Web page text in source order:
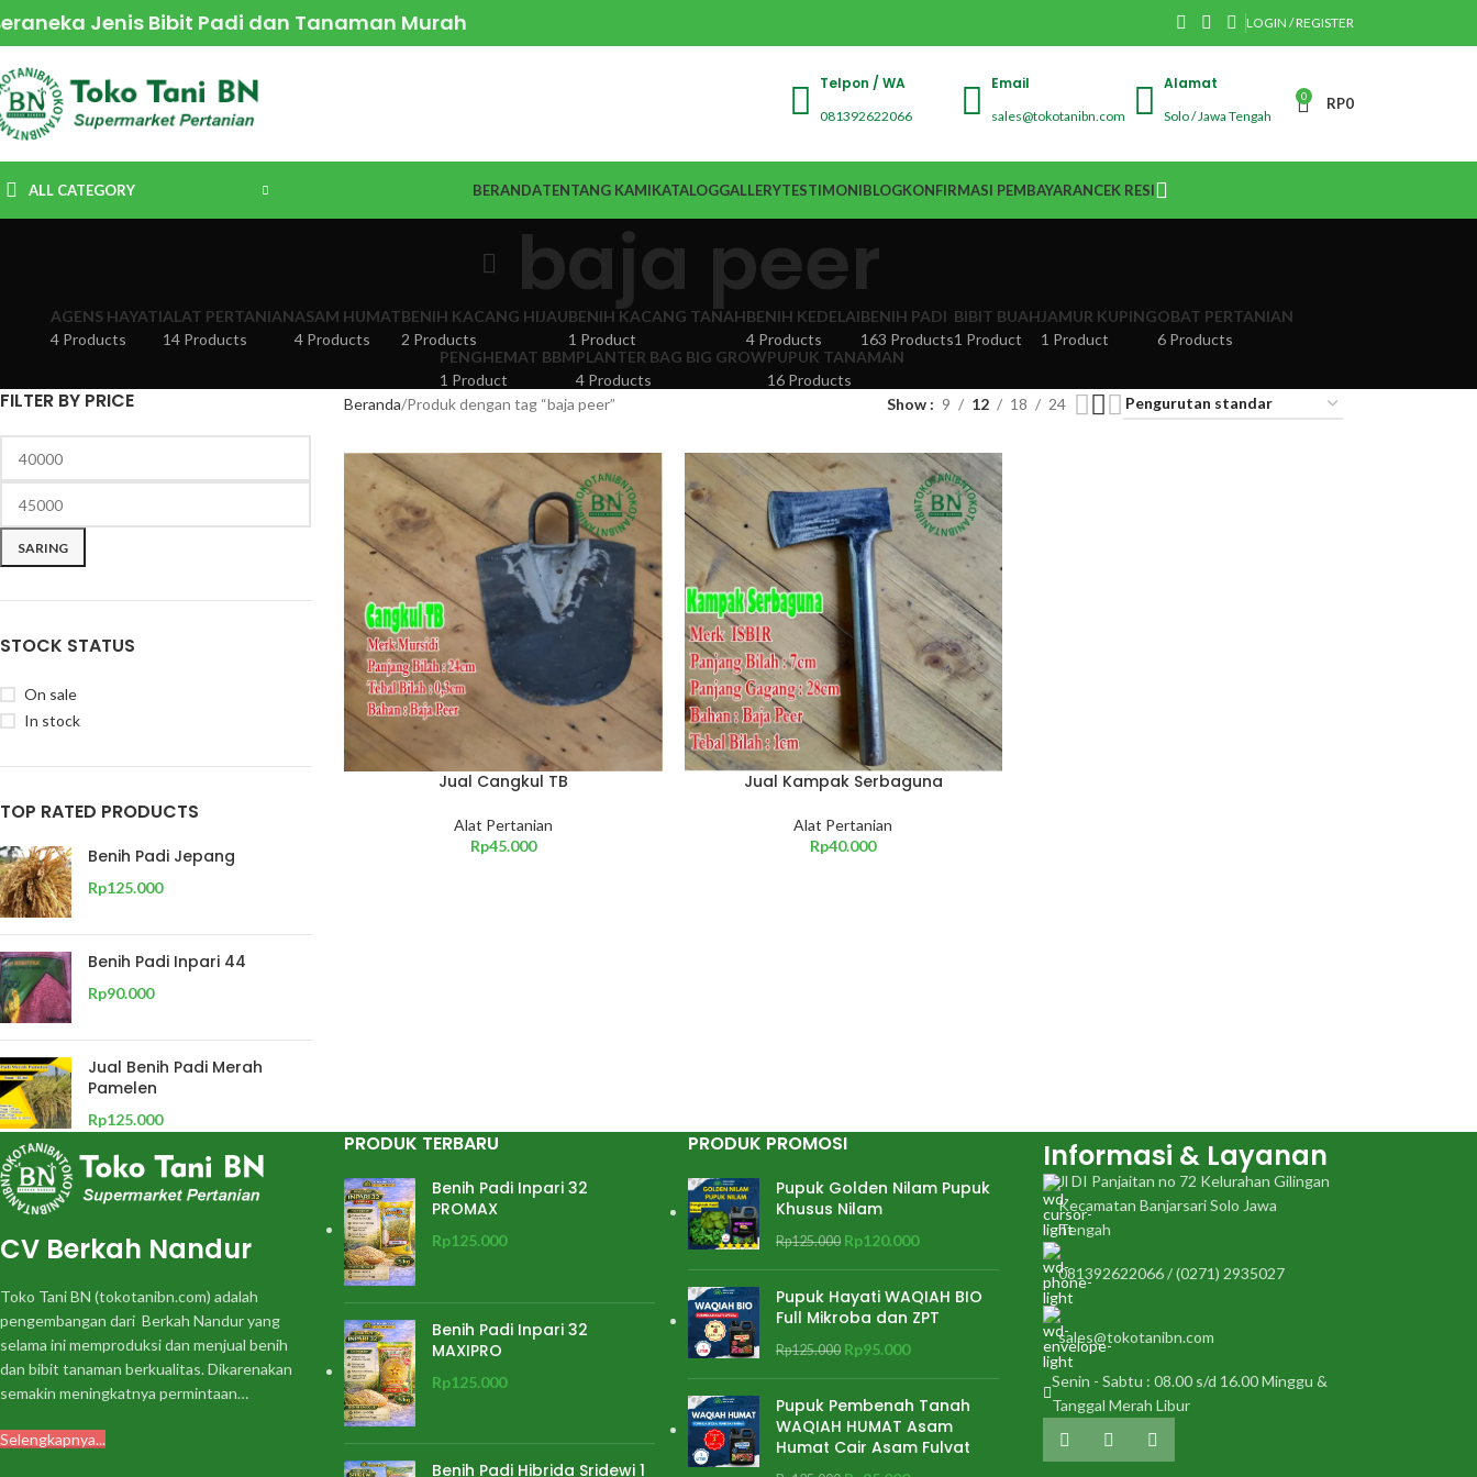
Jenis Bibit Padi dan Tanaman Murah LOGIN / REGISTER
Telpon / WA
081392622066
Email
sales@tokotanibn.com
Alamat
Solo / Jawa Tengah
0 RP0
ALL CATEGORY BERANDATENTANG KAMIKATALOGGALLERYTESTIMONIBLOGKONFIRMASI PEMBAYARANCEK RESI
baja peer
AGENS HAYATI
4 Products
ALAT PERTANIAN
14 Products
ASAM HUMAT
4 Products
BENIH KACANG HIJAU
2 Products
BENIH KACANG TANAH
1 Product
BENIH KEDELAI
4 Products
BENIH PADI
163 Products
BIBIT BUAH
1 Product
JAMUR KUPING
1 Product
OBAT PERTANIAN
6 Products
PENGHEMAT BBM
1 Product
PLANTER BAG BIG GROW
4 Products
PUPUK TANAMAN
16 Products
FILTER BY PRICE
SARING
STOCK STATUS
On sale
In stock
TOP RATED PRODUCTS
Benih Padi Jepang
Rp125.000
Benih Padi Inpari 44
Rp90.000
Jual Benih Padi Merah
Pamelen
Rp125.000
Beranda Produk dengan tag “baja peer” Show 9 12 18 24
Jual Cangkul TB
Alat Pertanian
Rp45.000
Jual Kampak Serbaguna
Alat Pertanian
Rp40.000
CV Berkah Nandur
Toko Tani BN (tokotanibn.com) adalah
pengembangan dari Berkah Nandur yang
selama ini memproduksi dan menjual benih
dan bibit tanaman berkualitas. Dikarenakan
semakin meningkatnya permintaan…
Selengkapnya...
PRODUK TERBARU
Benih Padi Inpari 32
PROMAX
Rp125.000
Benih Padi Inpari 32
MAXIPRO
Rp125.000
Benih Padi Hibrida Sridewi 1
PRODUK PROMOSI
Pupuk Golden Nilam Pupuk
Khusus Nilam
Rp125.000 Rp120.000
Pupuk Hayati WAQIAH BIO
Full Mikroba dan ZPT
Rp125.000 Rp95.000
Pupuk Pembenah Tanah
WAQIAH HUMAT Asam
Humat Cair Asam Fulvat
Informasi & Layanan
Jl DI Panjaitan no 72 Kelurahan Gilingan
Kecamatan Banjarsari Solo Jawa
Tengah
081392622066 / (0271) 2935027
sales@tokotanibn.com
Senin - Sabtu : 08.00 s/d 16.00 Minggu &
Tanggal Merah Libur